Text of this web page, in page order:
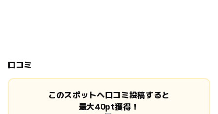
口コミ
このスポットへ口コミ投稿すると
最大40pt獲得！